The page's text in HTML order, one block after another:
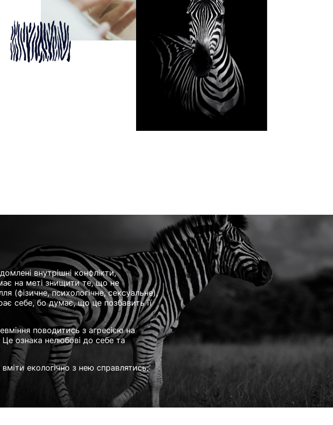
внутрішні конфлікти,
на меті знищити те, що не
(фізичне, психологічне, сексуальне),
себе, бо думає, що це позбавить її
поводитись з агресією на
ознака нелюбові до себе та
екологічно з нею справлятись.